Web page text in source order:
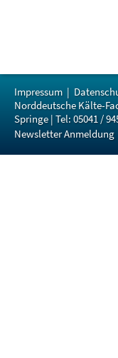
Impressum|
Norddeutsche Kälte-
Springe | Tel: 05041 /
Newsletter Anmeldung